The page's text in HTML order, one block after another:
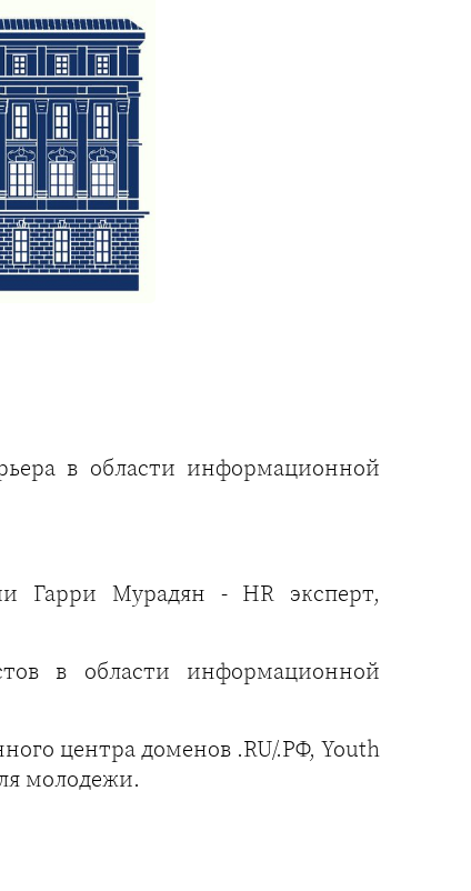
в области информационной
Гарри Мурадян - HR эксперт,
в области информационной
центра доменов .RU/.РФ, Youth
молодежи.